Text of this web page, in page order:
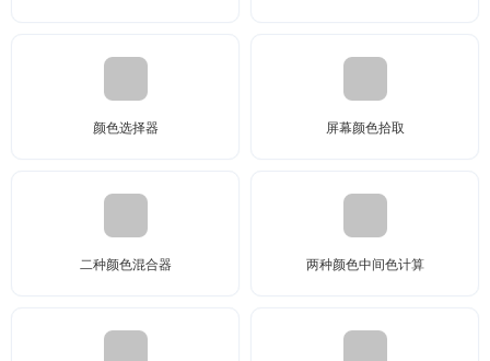
颜色选择器 屏幕颜色拾取
二种颜色混合器 两种颜色中间色计算